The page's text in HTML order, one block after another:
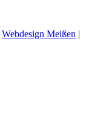
Webdesign Meißen |